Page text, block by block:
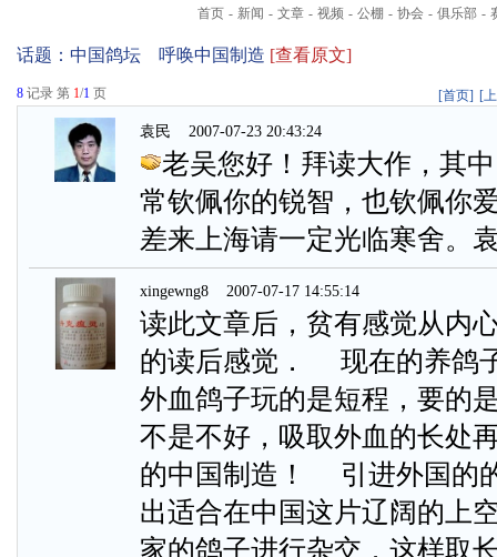
首页 - 新闻 - 文章 - 视频 - 公棚 - 协会 - 俱乐部 -
话题： 中国鸽坛 呼唤中国制造 [查看原文]
8 记录 第 1/1 页 [首页] [
袁民 2007-07-23 20:43:24
老吴您好！拜读大作，其
常钦佩你的锐智，也钦佩你
差来上海请一定光临寒舍。
xingewng8 2007-07-17 14:55:14
读此文章后，贫有感觉从内
的读后感觉． 现在的养鸽
外血鸽子玩的是短程，要的
不是不好，吸取外血的长处
的中国制造！ 引进外国的
出适合在中国这片辽阔的上
家的鸽子进行杂交．这样取